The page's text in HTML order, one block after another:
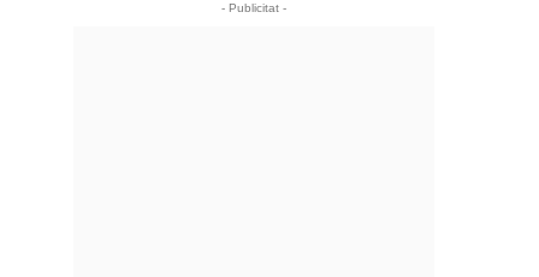
- Publicitat -